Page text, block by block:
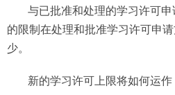
与已批准和处理的学习许可
的限制在处理和批准学习许可申
少。
新的学习许可上限将如何运作